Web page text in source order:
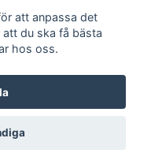
att anpassa det
du ska få bästa
hos oss.